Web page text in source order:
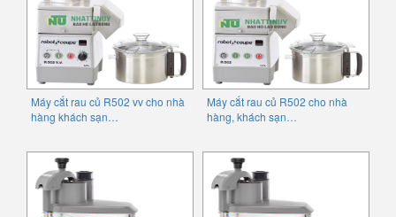
Máy cắt rau củ R502 vv cho nhà
hàng khách sạn…
Máy cắt rau củ R502 cho nhà
hàng, khách sạn…